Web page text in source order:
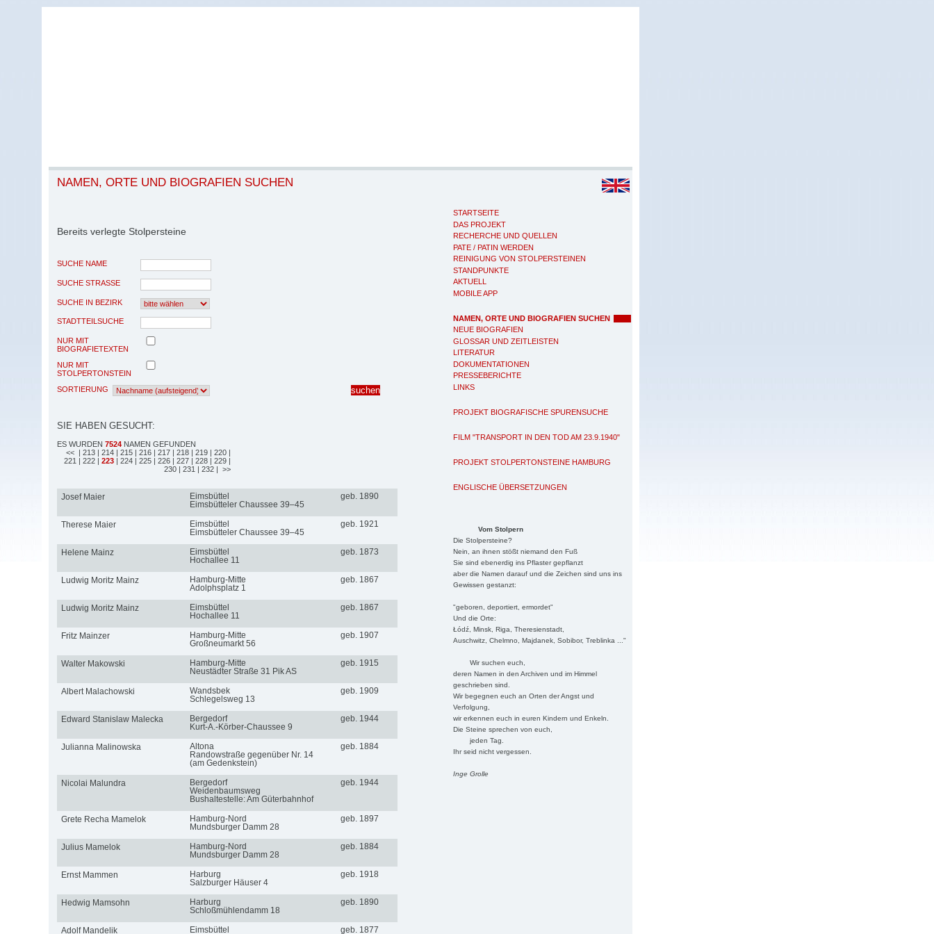
STARTSEITE
DAS PROJEKT
RECHERCHE UND QUELLEN
PATE / PATIN WERDEN
REINIGUNG VON STOLPERSTEINEN
STANDPUNKTE
AKTUELL
MOBILE APP
NAMEN, ORTE UND BIOGRAFIEN SUCHEN
NEUE BIOGRAFIEN
GLOSSAR UND ZEITLEISTEN
LITERATUR
DOKUMENTATIONEN
PRESSEBERICHTE
LINKS
PROJEKT BIOGRAFISCHE SPURENSUCHE
FILM "TRANSPORT IN DEN TOD AM 23.9.1940"
PROJEKT STOLPERTONSTEINE HAMBURG
ENGLISCHE ÜBERSETZUNGEN
Vom Stolpern
Die Stolpersteine?
Nein, an ihnen stößt niemand den Fuß
Sie sind ebenerdig ins Pflaster gepflanzt
aber die Namen darauf und die Zeichen sind uns ins
Gewissen gestanzt:
"geboren, deportiert, ermordet"
Und die Orte:
Łódź, Minsk, Riga, Theresienstadt,
Auschwitz, Chelmno, Majdanek, Sobibor, Treblinka ..."
Wir suchen euch,
deren Namen in den Archiven und im Himmel
geschrieben sind.
Wir begegnen euch an Orten der Angst und
Verfolgung,
wir erkennen euch in euren Kindern und Enkeln.
Die Steine sprechen von euch,
jeden Tag.
Ihr seid nicht vergessen.
Inge Grolle
NAMEN, ORTE UND BIOGRAFIEN SUCHEN
Bereits verlegte Stolpersteine
SUCHE NAME
SUCHE STRASSE
SUCHE IN BEZIRK
STADTTEILSUCHE
NUR MIT
BIOGRAFIETEXTEN
NUR MIT
STOLPERTONSTEIN
SORTIERUNG
SIE HABEN GESUCHT:
ES WURDEN 7524 NAMEN GEFUNDEN
<< | 213 | 214 | 215 | 216 | 217 | 218 | 219 | 220 |
221 | 222 | 223 | 224 | 225 | 226 | 227 | 228 | 229 |
230 | 231 | 232 | >>
Josef Maier
Eimsbüttel
Eimsbütteler Chaussee 39–45
geb. 1890
Therese Maier
Eimsbüttel
Eimsbütteler Chaussee 39–45
geb. 1921
Helene Mainz
Eimsbüttel
Hochallee 11
geb. 1873
Ludwig Moritz Mainz
Hamburg-Mitte
Adolphsplatz 1
geb. 1867
Ludwig Moritz Mainz
Eimsbüttel
Hochallee 11
geb. 1867
Fritz Mainzer
Hamburg-Mitte
Großneumarkt 56
geb. 1907
Walter Makowski
Hamburg-Mitte
Neustädter Straße 31 Pik AS
geb. 1915
Albert Malachowski
Wandsbek
Schlegelsweg 13
geb. 1909
Edward Stanislaw Malecka
Bergedorf
Kurt-A.-Körber-Chaussee 9
geb. 1944
Julianna Malinowska
Altona
Randowstraße gegenüber Nr. 14
(am Gedenkstein)
geb. 1884
Nicolai Malundra
Bergedorf
Weidenbaumsweg
Bushaltestelle: Am Güterbahnhof
geb. 1944
Grete Recha Mamelok
Hamburg-Nord
Mundsburger Damm 28
geb. 1897
Julius Mamelok
Hamburg-Nord
Mundsburger Damm 28
geb. 1884
Ernst Mammen
Harburg
Salzburger Häuser 4
geb. 1918
Hedwig Mamsohn
Harburg
Schloßmühlendamm 18
geb. 1890
Adolf Mandelik
Eimsbüttel
geb. 1877